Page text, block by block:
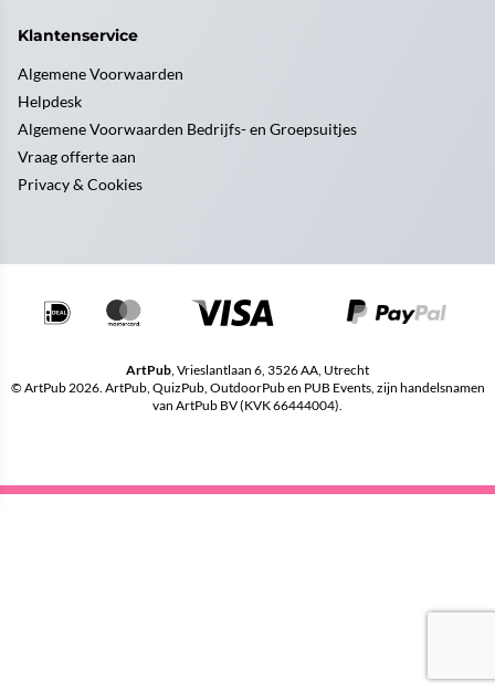
Klantenservice
Algemene Voorwaarden
Helpdesk
Algemene Voorwaarden Bedrijfs- en Groepsuitjes
Vraag offerte aan
Privacy & Cookies
ArtPub , Vrieslantlaan 6, 3526 AA, Utrecht
© ArtPub 2026. ArtPub, QuizPub, OutdoorPub en PUB Events, zijn handelsnamen
van ArtPub BV (KVK 66444004).